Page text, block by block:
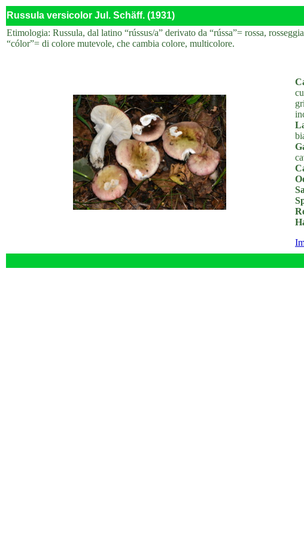
Russula versicolor Jul. Schäff. (1931)
Etimologia: Russula, dal latino “rússus/a” derivato da “rússa”= rossa,
“cólor”= di colore mutevole, che cambia colore, multicolore.